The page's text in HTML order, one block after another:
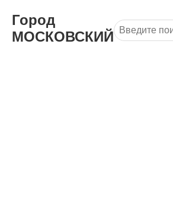
Город
МОСКОВСКИЙ